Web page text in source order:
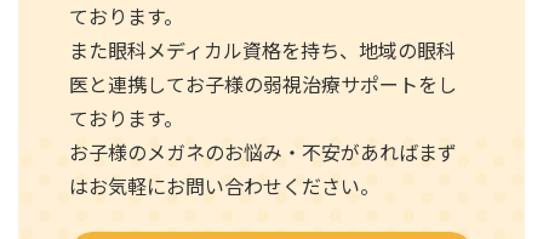
ております。
また眼科メディカル資格を持ち、地域の眼科
医と連携してお子様の弱視治療サポートをし
ております。
お子様のメガネのお悩み・不安があればまず
はお気軽にお問い合わせください。